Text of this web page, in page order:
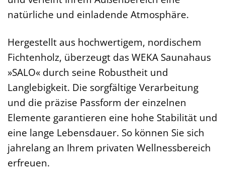
natürliche und einladende Atmosphäre.
Hergestellt aus hochwertigem, nordischem
Fichtenholz, überzeugt das WEKA Saunahaus
»SALO« durch seine Robustheit und
Langlebigkeit. Die sorgfältige Verarbeitung
und die präzise Passform der einzelnen
Elemente garantieren eine hohe Stabilität und
eine lange Lebensdauer. So können Sie sich
jahrelang an Ihrem privaten Wellnessbereich
erfreuen.